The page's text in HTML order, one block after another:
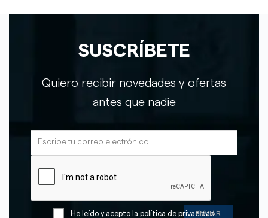
SUSCRÍBETE
Quiero recibir novedades y ofertas
antes que nadie
He leído y acepto la política de privacidad